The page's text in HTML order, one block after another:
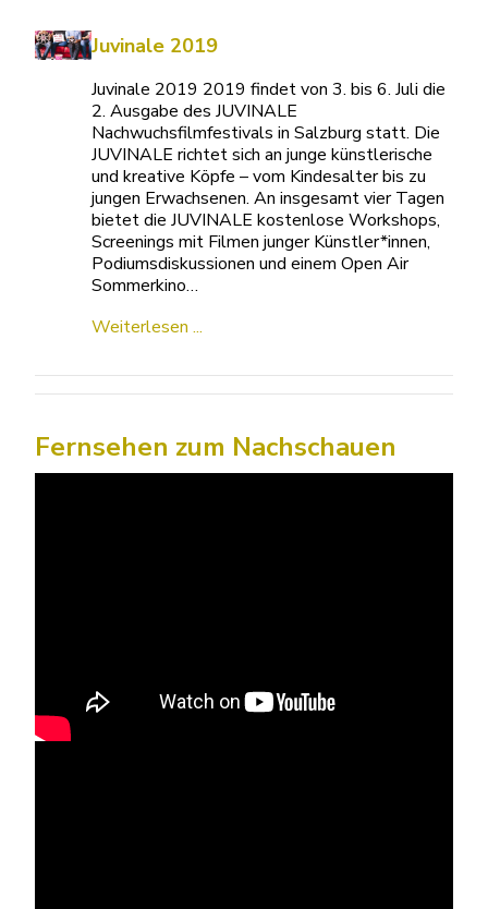
Juvinale 2019
Juvinale 2019 2019 findet von 3. bis 6. Juli die
2. Ausgabe des JUVINALE
Nachwuchsfilmfestivals in Salzburg statt. Die
JUVINALE richtet sich an junge künstlerische
und kreative Köpfe – vom Kindesalter bis zu
jungen Erwachsenen. An insgesamt vier Tagen
bietet die JUVINALE kostenlose Workshops,
Screenings mit Filmen junger Künstler*innen,
Podiumsdiskussionen und einem Open Air
Sommerkino…
Weiterlesen ...
Fernsehen zum Nachschauen